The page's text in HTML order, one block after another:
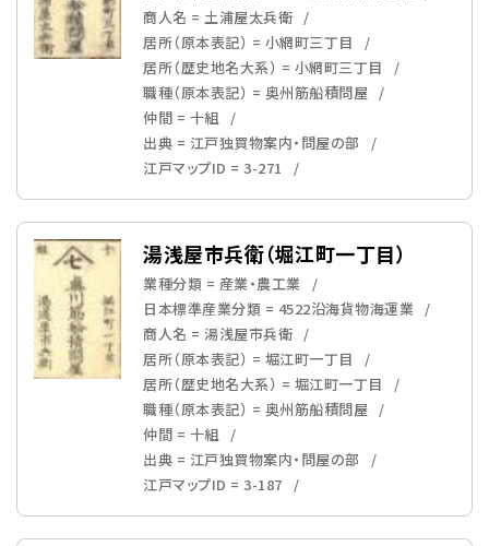
商人名 = 土浦屋太兵衛
居所（原本表記） = 小網町三丁目
居所（歴史地名大系） = 小網町三丁目
職種（原本表記） = 奥州筋船積問屋
仲間 = 十組
出典 = 江戸独買物案内・問屋の部
江戸マップID = 3-271
湯浅屋市兵衛（堀江町一丁目）
業種分類 = 産業・農工業
日本標準産業分類 = 4522沿海貨物海運業
商人名 = 湯浅屋市兵衛
居所（原本表記） = 堀江町一丁目
居所（歴史地名大系） = 堀江町一丁目
職種（原本表記） = 奥州筋船積問屋
仲間 = 十組
出典 = 江戸独買物案内・問屋の部
江戸マップID = 3-187